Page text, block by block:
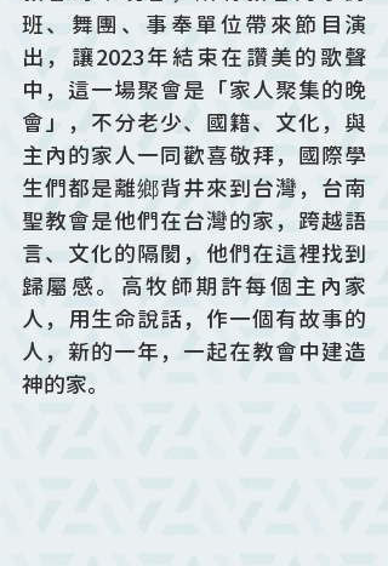
班、舞團、事奉單位帶來節目演
出，讓2023年結束在讚美的歌聲
中，這一場聚會是「家人聚集的晚
會」，不分老少、國籍、文化，與
主內的家人一同歡喜敬拜，國際學
生們都是離鄉背井來到台灣，台南
聖教會是他們在台灣的家，跨越語
言、文化的隔閡，他們在這裡找到
歸屬感。高牧師期許每個主內家
人，用生命說話，作一個有故事的
人，新的一年，一起在教會中建造
神的家。